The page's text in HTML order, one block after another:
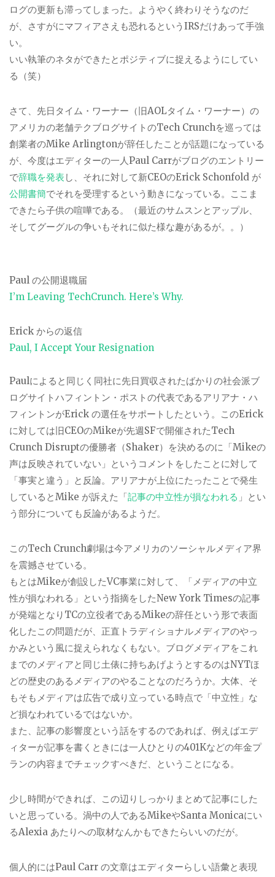
ログの更新も滞ってしまった。ようやく終わりそうなのだ
が、さすがにマフィアさえも恐れるというIRSだけあって手強
い。
いい執筆のネタができたとポジティブに捉えるようにしてい
る（笑）
さて、先日タイム・ワーナー（旧AOLタイム・ワーナー）の
アメリカの老舗テクブログサイトのTech Crunchを巡っては
創業者のMike Arlingtonが辞任したことが話題になっている
が、今度はエディターの一人Paul Carrがブログのエントリー
で辞職を発表し、それに対して新CEOのErick Schonfold が
公開書簡でそれを受理するという動きになっている。ここま
できたら子供の喧嘩である。（最近のサムスンとアップル、
そしてグーグルの争いもそれに似た様な趣があるが。。）
Paul の公開退職届
I’m Leaving TechCrunch. Here’s Why.
Erick からの返信
Paul, I Accept Your Resignation
Paulによると同じく同社に先日買収されたばかりの社会派ブ
ログサイトハフィントン・ポストの代表であるアリアナ・ハ
フィントンがErick の選任をサポートしたという。このErick
に対しては旧CEOのMikeが先週SFで開催されたTech
Crunch Disruptの優勝者（Shaker）を決めるのに「Mikeの
声は反映されていない」というコメントをしたことに対して
「事実と違う」と反論。アリアナが上位にたったことで発生
しているとMike が訴えた「記事の中立性が損なわれる 」とい
う部分についても反論があるようだ。
このTech Crunch劇場は今アメリカのソーシャルメディア界
を震撼させている。
もとはMikeが創設したVC事業に対して、「メディアの中立
性が損なわれる」という指摘をしたNew York Timesの記事
が発端となりTCの立役者であるMikeの辞任という形で表面
化したこの問題だが、正直トラディショナルメディアのやっ
かみという風に捉えられなくもない。ブログメディアをこれ
までのメディアと同じ土俵に持ちあげようとするのはNYTほ
どの歴史のあるメディアのやることなのだろうか。大体、そ
もそもメディアは広告で成り立っている時点で「中立性」な
ど損なわれているではないか。
また、記事の影響度という話をするのであれば、例えばエデ
ィターが記事を書くときには一人ひとりの401Kなどの年金プ
ランの内容までチェックすべきだ、ということになる。
少し時間ができれば、この辺りしっかりまとめて記事にした
いと思っている。渦中の人であるMikeやSanta Monicaにい
るAlexia あたりへの取材なんかもできたらいいのだが。
個人的にはPaul Carr の文章はエディターらしい語彙と表現